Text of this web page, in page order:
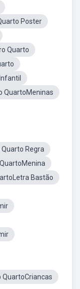
Poster
Quarto
QuartoMeninas
Regra
Bastão
QuartoCriancas